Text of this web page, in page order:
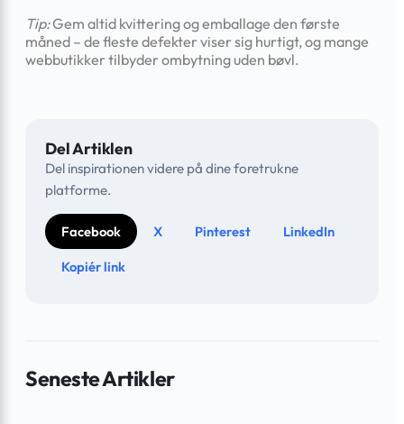
Tip:Gem altid kvittering og emballage den første
måned – de fleste defekter viser sig hurtigt, og mange
webbutikker tilbyder ombytning uden bøvl.
Del Artiklen
Del inspirationen videre på dine foretrukne
platforme.
Facebook X Pinterest LinkedIn
Kopiér link
Seneste Artikler